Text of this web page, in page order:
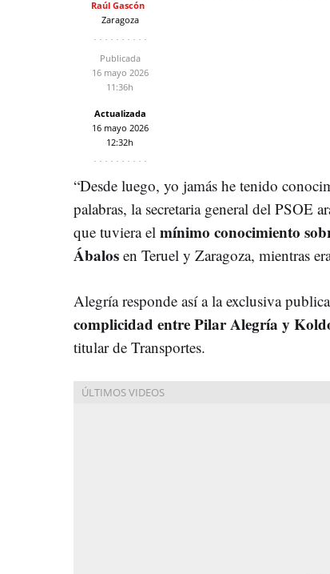
Raúl Gascón
Zaragoza
Publicada
16 mayo 2026
11:36h
Actualizada
16 mayo 2026
12:32h
“Desde luego, yo jamás he tenido
palabras, la secretaria general del PSOE
que tuviera el mínimo conocimiento
Ábalos en Teruel y Zaragoza, mientras
Alegría responde así a la exclusiva
complicidad entre Pilar Alegría y
titular de Transportes.